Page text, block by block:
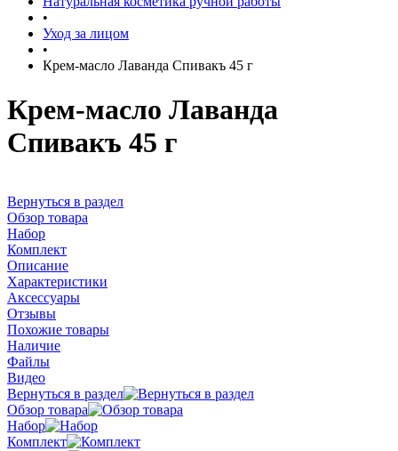
•
Уход за лицом
•
Крем-масло Лаванда Спивакъ 45 г
Крем-масло Лаванда
Спивакъ 45 г
Вернуться в раздел
Обзор товара
Набор
Комплект
Описание
Характеристики
Аксессуары
Отзывы
Похожие товары
Наличие
Файлы
Видео
Вернуться в раздел
Обзор товара
Набор
Комплект